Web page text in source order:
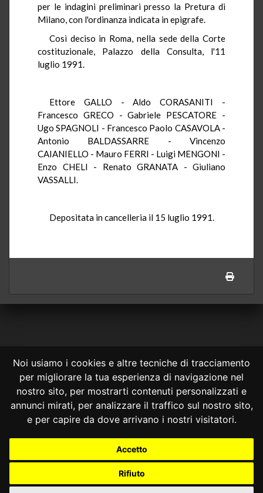
Noi usiamo i cookies e altre tecniche di tracciamento
per migliorare la tua esperienza di navigazione nel
nostro sito, per mostrarti contenuti personalizzati e
annunci mirati, per analizzare il traffico sul nostro sito,
e per capire da dove arrivano i nostri visitatori.
Accetto
Rifiuto
per le indagini preliminari presso la Pretura di
Milano, con l'ordinanza indicata in epigrafe.
Così deciso in Roma, nella sede della Corte
costituzionale, Palazzo della Consulta, l'11
luglio 1991.
Ettore GALLO - Aldo CORASANITI -
Francesco GRECO - Gabriele PESCATORE -
Ugo SPAGNOLI - Francesco Paolo CASAVOLA -
Antonio BALDASSARRE - Vincenzo
CAIANIELLO - Mauro FERRI - Luigi MENGONI -
Enzo CHELI - Renato GRANATA - Giuliano
VASSALLI.
Depositata in cancelleria il 15 luglio 1991.
CONSULTA ONLINE DAL 1995 -NOTE LEGALI
Consulta OnLine non ha prodotto e non è responsabile per i contenuti e
le informazioni legali di siti collegati.
costituisce una relazione di consulenza legale.
Nessuno deve confidare o agire in base alle informazioni disponibili in
info@giurcost.org| Giurisprudenza Costituzionale|